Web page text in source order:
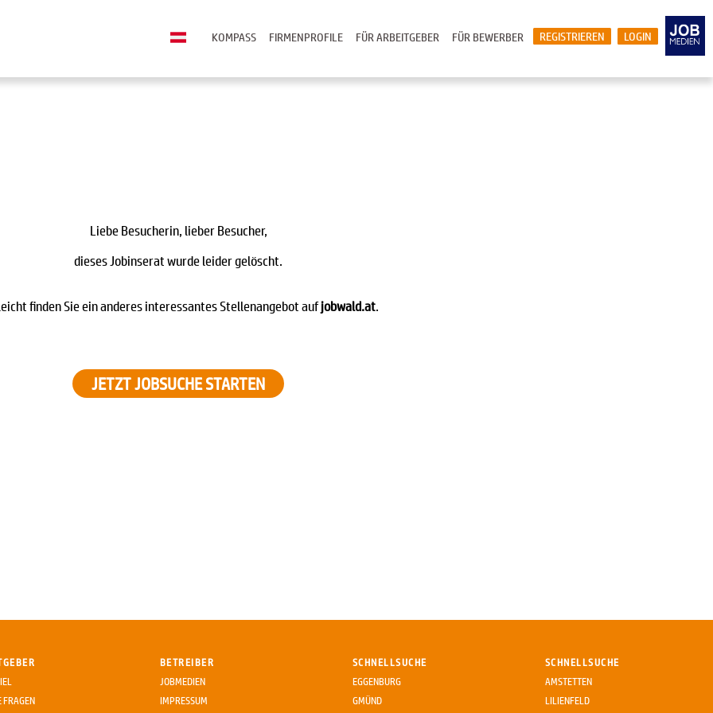
LOGIN
REGISTRIEREN
FÜR BEWERBER
FÜR ARBEITGEBER
FIRMENPROFILE
KOMPASS
Liebe Besucherin, lieber Besucher,
dieses Jobinserat wurde leider gelöscht.
finden Sie ein anderes interessantes Stellenangebot aufjobwald.at
JETZT JOBSUCHE STARTEN
FRAGEN
BETREIBER
JOBMEDIEN
IMPRESSUM
SCHNELLSUCHE
EGGENBURG
GMÜND
SCHNELLSUCHE
AMSTETTEN
LILIENFELD